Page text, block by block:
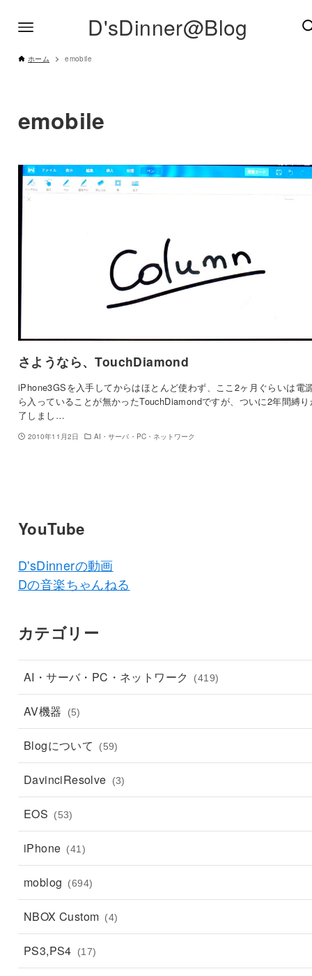
D'sDinner@Blog
ホーム emobile
emobile
さようなら、TouchDiamond
iPhone3GSを入手してからはほとんど使わず、ここ2ヶ月ぐらいは電
ら入っていることが無かったTouchDiamondですが、ついに2年間縛
了しまし…
2010年11月2日 AI・サーバ・PC・ネットワーク
YouTube
D'sDinnerの動画
Dの音楽ちゃんねる
カテゴリー
AI・サーバ・PC・ネットワーク (419)
AV機器 (5)
Blogについて (59)
DavinciResolve (3)
EOS (53)
iPhone (41)
moblog (694)
NBOX Custom (4)
PS3,PS4 (17)